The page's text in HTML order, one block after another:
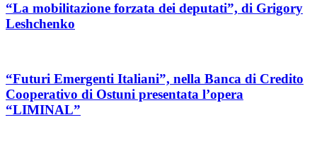
“La mobilitazione forzata dei deputati”, di Grigory
Leshchenko
“Futuri Emergenti Italiani”, nella Banca di Credito
Cooperativo di Ostuni presentata l’opera
“LIMINAL”